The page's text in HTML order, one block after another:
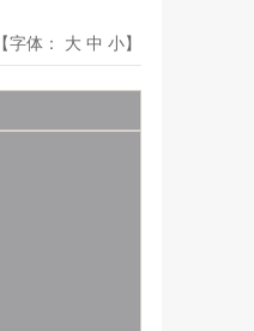
【字体： 大 中 小】